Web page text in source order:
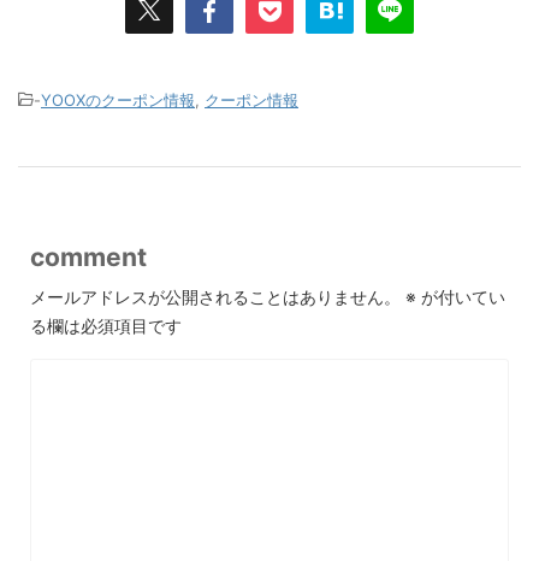
-YOOXのクーポン情報 クーポン情報
comment
メールアドレスが公開されることはありません。 ※ が付いてい
る欄は必須項目です